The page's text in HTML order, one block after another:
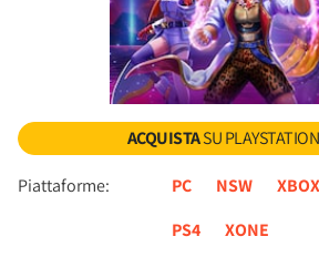
ACQUISTASU
Piattaforme: PC NSW
PS4
XONE